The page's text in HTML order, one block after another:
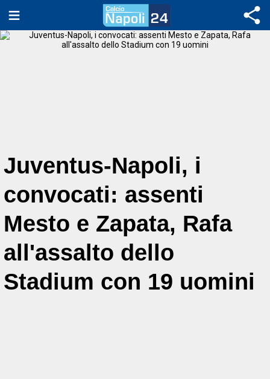
Juventus-Napoli, i
convocati: assenti
Mesto e Zapata, Rafa
all'assalto dello
Stadium con 19 uomini